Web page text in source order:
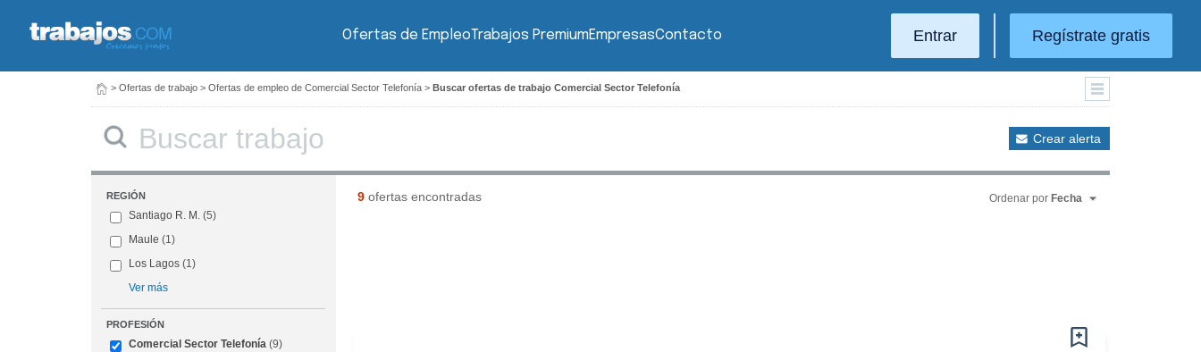
Ofertas de EmpleoTrabajos PremiumEmpresasContacto Entrar Regístrate gratis
> Ofertas de trabajo > Ofertas de empleo de Comercial Sector Telefonía > Buscar ofertas de trabajo Comercial Sector Telefonía
Crear alerta
REGIÓN
Santiago R. M. (5)
Maule (1)
Los Lagos (1)
Ver más
PROFESIÓN
Comercial Sector Telefonía (9)
9ofertas encontradas Ordenar por Fecha